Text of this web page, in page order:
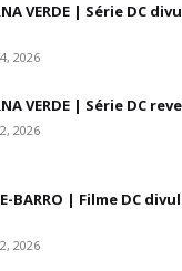
VERDE | Série DC
2026
VERDE | Série DC
2026
BARRO | Filme DC
2026